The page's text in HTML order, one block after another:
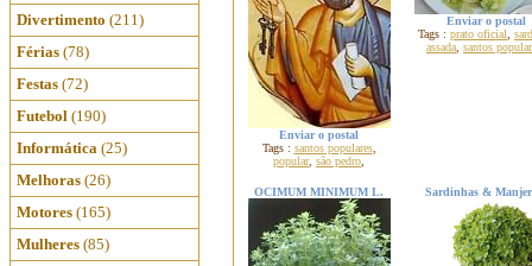
Divertimento (211)
Férias (78)
Festas (72)
Futebol (190)
Informática (25)
Melhoras (26)
Motores (165)
Mulheres (85)
Enviar o postal
Tags : santos populares,
popular, são pedro
Enviar o postal
Tags : prato oficial
assada santos
OCIMUM MINIMUM L. Sardinhas &